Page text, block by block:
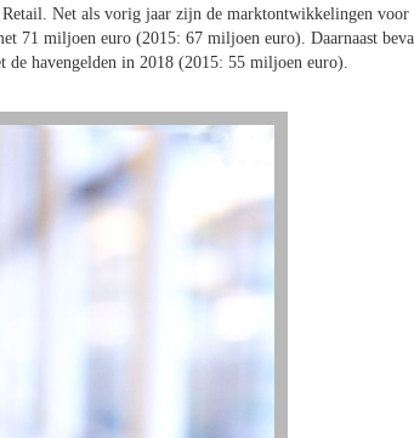
Net als vorig jaar zijn de marktontwikkelingen voor
71 miljoen euro (2015: 67 miljoen euro). Daarnaast
havengelden in 2018 (2015: 55 miljoen euro).